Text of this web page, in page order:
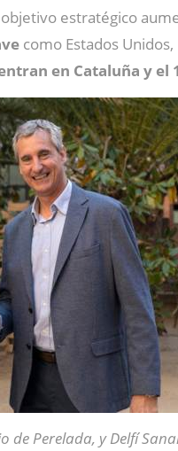
estratégico
como Estados
en Cataluña y el
de Perelada, y Delfí